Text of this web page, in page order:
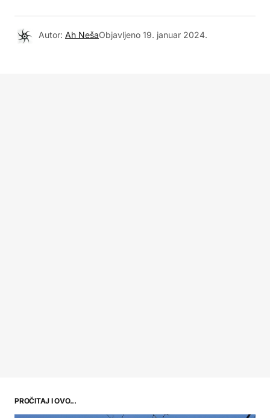
Autor: Ah NešaObjavljeno 19. januar 2024.
PROČITAJ I OVO...